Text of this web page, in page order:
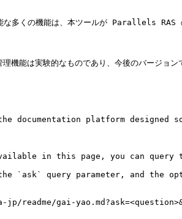
の機能は、本ツールが Parallels RAS のメ
実験的なものであり、今後のバージョンで
documentation platform designed
in this page, you can query
`ask` query parameter, and the
gai-